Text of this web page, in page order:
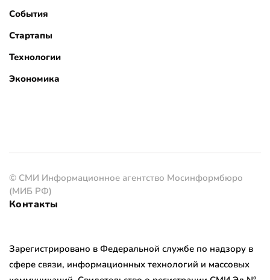
События
Стартапы
Технологии
Экономика
© СМИ Информационное агентство Мосинформбюро
(МИБ РФ)
Контакты
Зарегистрировано в Федеральной службе по надзору в
сфере связи, информационных технологий и массовых